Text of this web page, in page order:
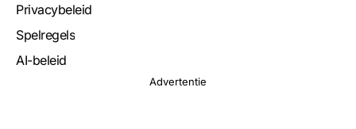
Privacybeleid
Spelregels
AI-beleid
Advertentie